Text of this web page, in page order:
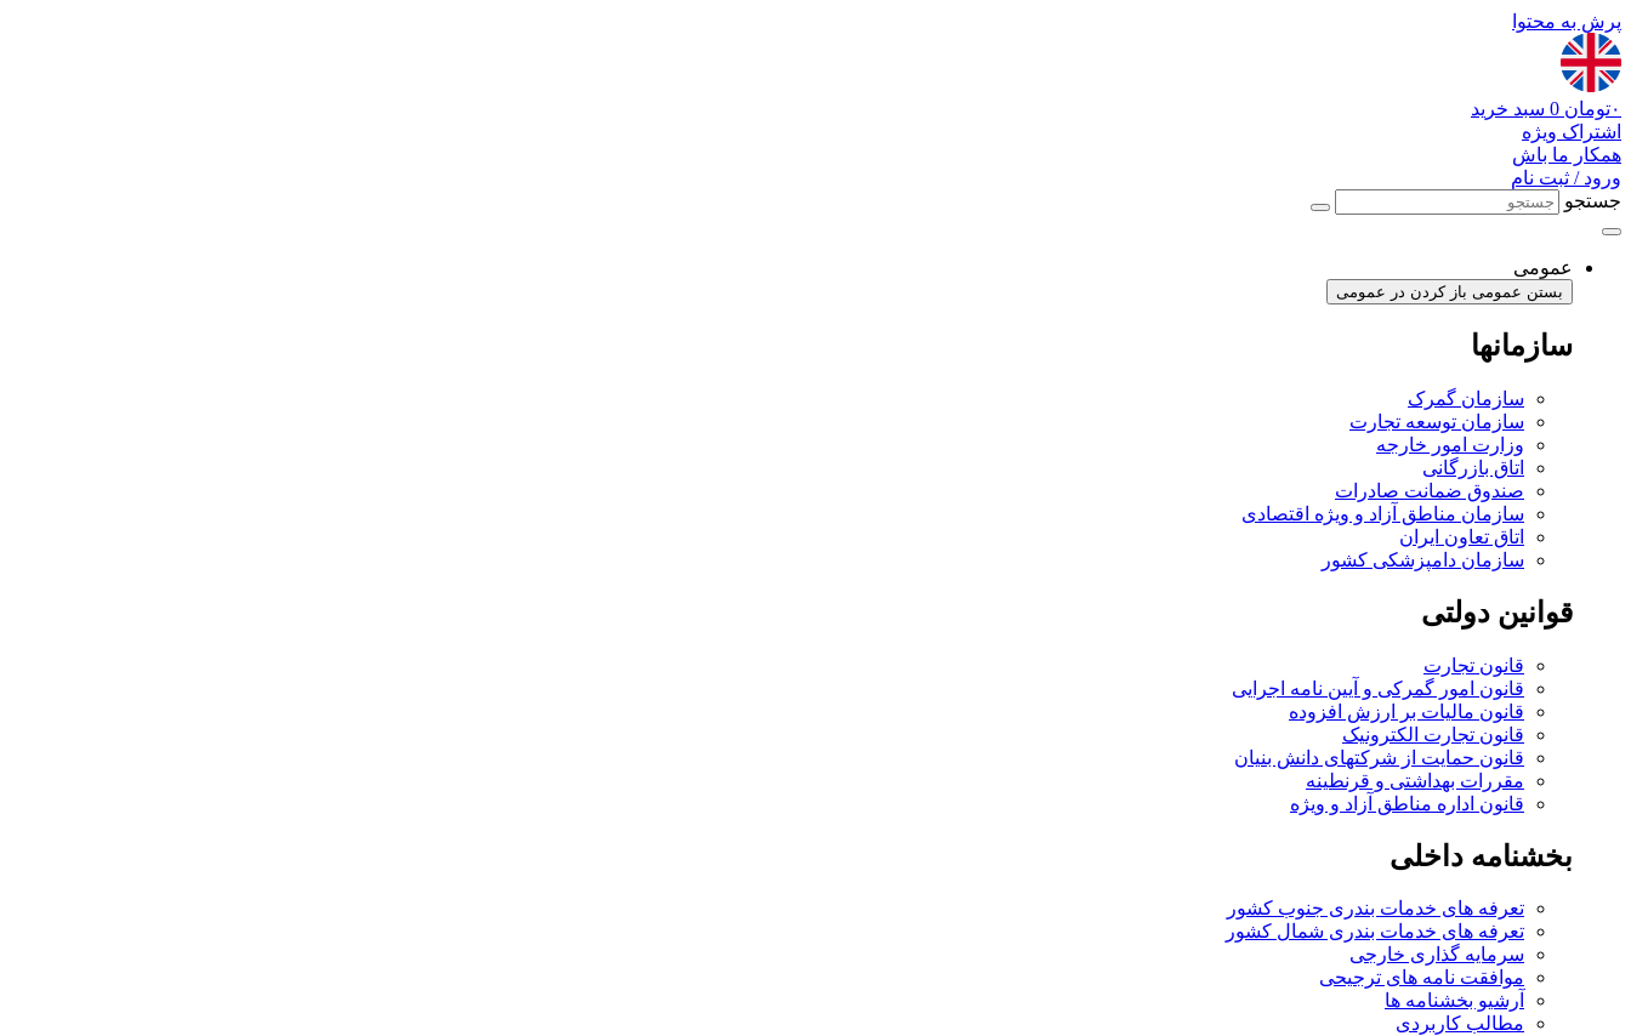
پرش به محتوا
۰تومان 0 سبد خرید
اشتراک ویژه
همکار ما باش
ورود / ثبت نام
جستجو
عمومی
بستن عمومی باز کردن در عمومی
سازمانها
سازمان گمرک
سازمان توسعه تجارت
وزارت امور خارجه
اتاق بازرگانی
صندوق ضمانت صادرات
سازمان مناطق آزاد و ویژه اقتصادی
اتاق تعاون ایران
سازمان دامپزشکی کشور
قوانین دولتی
قانون تجارت
قانون امور گمرکی و آیین نامه اجرایی
قانون مالیات بر ارزش افزوده
قانون تجارت الکترونیک
قانون حمایت از شرکتهای دانش بنیان
مقررات بهداشتی و قرنطینه
قانون اداره مناطق آزاد و ویژه
بخشنامه داخلی
تعرفه های خدمات بندری جنوب کشور
تعرفه های خدمات بندری شمال کشور
سرمایه گذاری خارجی
موافقت نامه های ترجیحی
آرشیو بخشنامه ها
مطالب کاربردی